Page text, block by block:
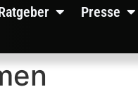
Presse